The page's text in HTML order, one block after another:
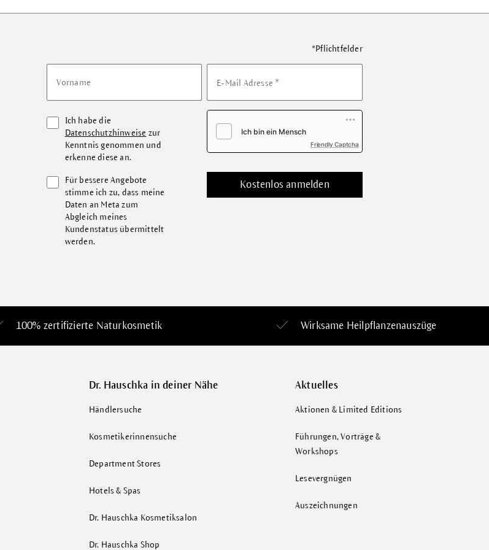
*Pflichtfelder
Vorname E-Mail Adresse *
Ich habe die
Datenschutzhinweise zur
Kenntnis genommen und
erkenne diese an.
Für bessere Angebote
stimme ich zu, dass meine
Daten an Meta zum
Abgleich meines
Kundenstatus übermittelt
werden.
Friendly Captcha
100% zertifizierte Naturkosmetik Wirksame Heilpflanzenauszüge
Dr. Hauschka in deiner Nähe
Händlersuche
Kosmetikerinnensuche
Department Stores
Hotels & Spas
Dr. Hauschka Kosmetiksalon
Dr. Hauschka Shop
Aktuelles
Aktionen & Limited Editions
Führungen, Vorträge &
Workshops
Lesevergnügen
Auszeichnungen